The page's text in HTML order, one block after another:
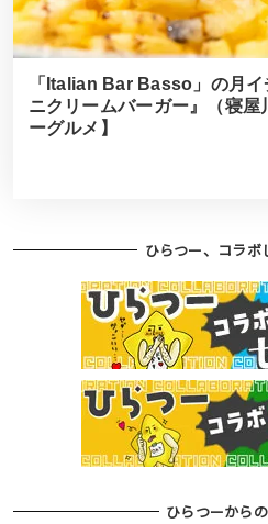
「Italian Bar Basso」の月
ニクリームバーガー』（寝
ーグルメ】
ひらつー、コラボ
ひらつーから